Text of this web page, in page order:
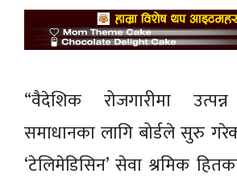
“वैदेशिक रोजगारीमा
समाधानका लागि बोर्डले सुरु
‘टेलिमेडिसिन’ सेवा श्रमिक